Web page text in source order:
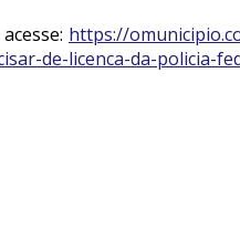
https://
de-licenca-da-policia-